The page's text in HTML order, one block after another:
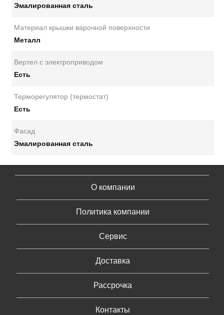
Эмалированная сталь
Материал крышки варочной поверхности
Металл
Вертел с электроприводом
Есть
Терморегулятор (термостат)
Есть
Фасад
Эмалированная сталь
О компании
Политика компании
Сервис
Доставка
Рассрочка
Контакты